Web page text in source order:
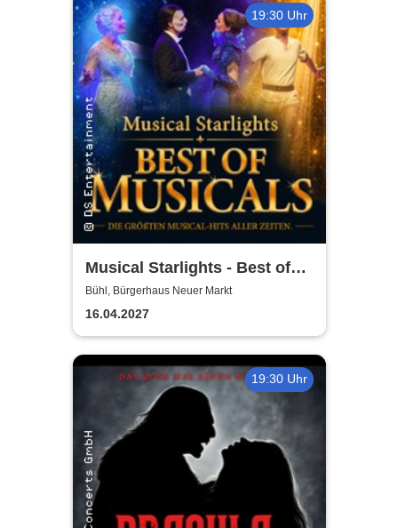
19:30 Uhr
Musical Starlights - Best of
Musicals
Bühl, Bürgerhaus Neuer Markt
16.04.2027
19:30 Uhr